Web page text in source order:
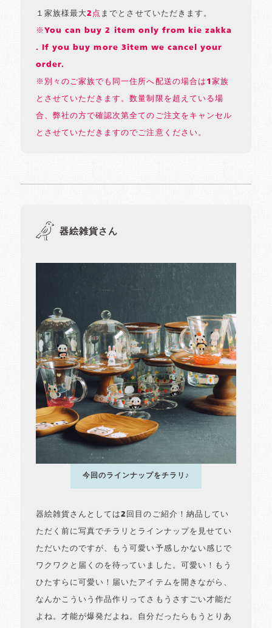
１家族様最大2点 までとさせていただきます。
※You can buy 2 item only from kie zakka
. If you buy more 3item we cancel your
order.
※別々のご家族でも同一住所へ配送の場合は1家族
とさせていただきます。数量制限を超えている場
合、弊社の方で確認次第全てのご注文をキャンセル
とさせていただきますのでご注意ください。
器絵雑貨さん
今回のラインナップをチラリ♪
器絵雑貨さんとしては2回目のご紹介！納品してい
ただく前に写真でチラリとラインナップを見せてい
ただいたのですが、もう可愛い予感しかない感じで
ワクワクと届くのを待っていました。可愛い！もう
ひたすらに可愛い！届いたアイテムを開きながら、
なんかこういう作品作りってさもうさすごい才能だ
よね。才能が爆発だよね。自分だったらもうとりあ